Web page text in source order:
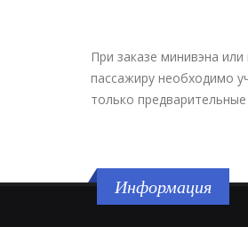
При заказе минивэна
пассажиру необходимо
только предварительные
Информация